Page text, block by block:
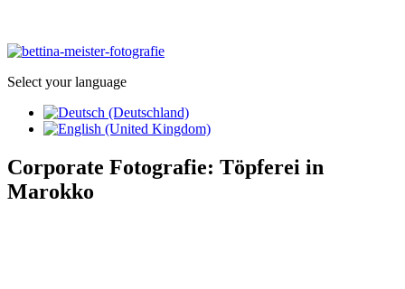
Select your language
Corporate Fotografie: Töpferei in
Marokko